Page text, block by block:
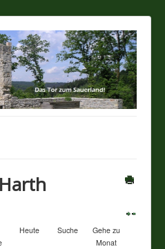
Heute Suche
Gehe zu
Monat